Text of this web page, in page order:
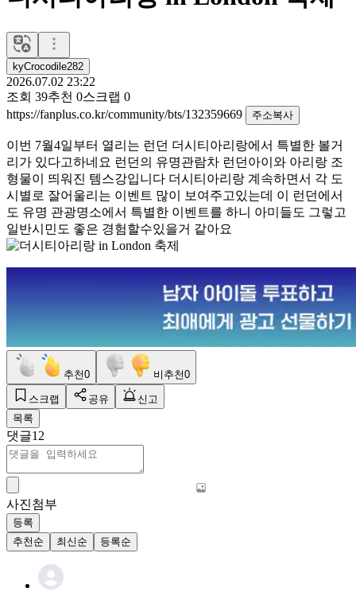
kyCrocodile282
2026.07.02 23:22
조회 39추천 0스크랩 0
https://fanplus.co.kr/community/bts/132359669
주소복사
이번 7월4일부터 열리는 런던 더시티아리랑에서 특별한 볼거
리가 있다고하네요 런던의 유명관람차 런던아이와 아리랑 조
형물이 띄워진 템스강입니다 더시티아리랑 계속하면서 각 도
시별로 잘어울리는 이벤트 많이 보여주고있는데 이 런던에서
도 유명 관광명소에서 특별한 이벤트를 하니 아미들도 그렇고
일반시민도 좋은 경험할수있을거 같아요
추천0 비추천0
스크랩 공유
신고
목록
댓글12
사진첨부
등록
추천순
최신순 등록순